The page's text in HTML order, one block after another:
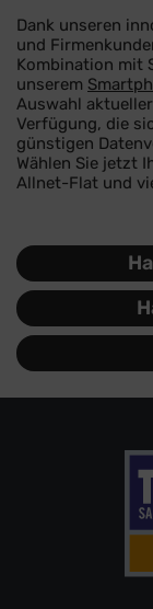
Dank unseren
und
Kombination mit
unserem
Auswahl
Verfügung, die
günstigen
Wählen Sie jetzt
Allnet-Flat und